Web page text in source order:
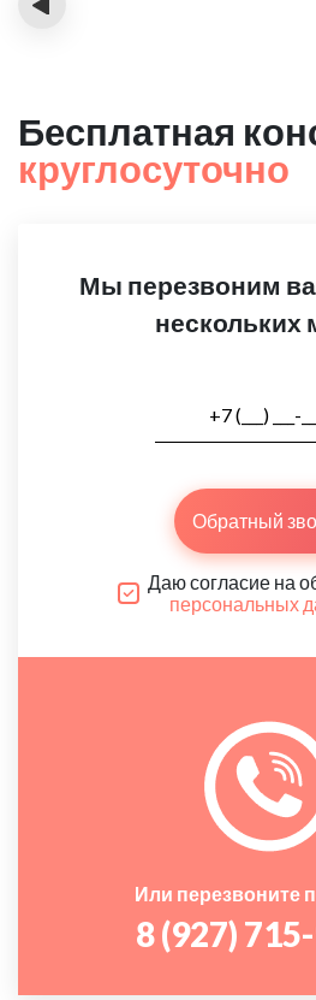
Бесплатная
круглосуточно
Мы перезвоним
нескольких
Обратный
Даю согласие на
персональных
Или перезвоните
8 (927)